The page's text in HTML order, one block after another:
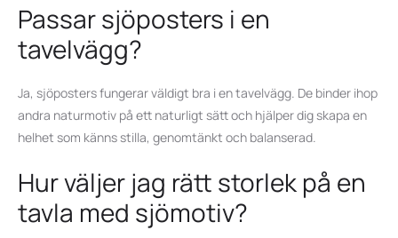
Passar sjöposters i en
tavelvägg?
Ja, sjöposters fungerar väldigt bra i en tavelvägg. De binder ihop
andra naturmotiv på ett naturligt sätt och hjälper dig skapa en
helhet som känns stilla, genomtänkt och balanserad.
Hur väljer jag rätt storlek på en
tavla med sjömotiv?